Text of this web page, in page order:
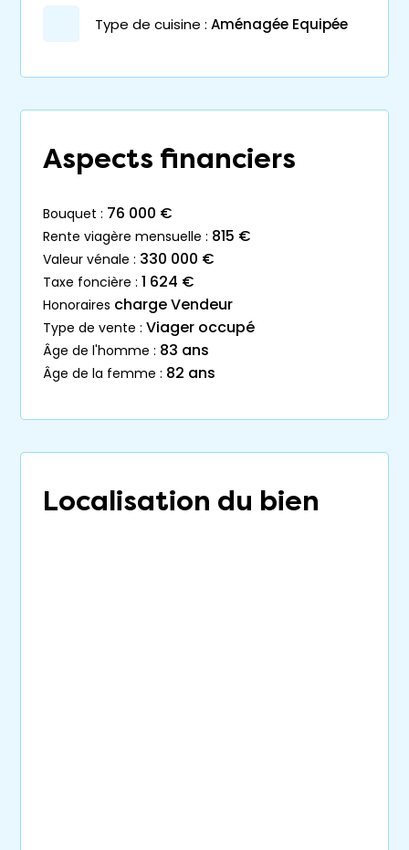
Type de cuisine : Aménagée Equipée
Aspects financiers
bouquet : 76 000 €
rente viagère mensuelle : 815 €
valeur vénale : 330 000 €
taxe foncière : 1 624 €
honoraires charge Vendeur
type de vente : Viager occupé
âge de l'homme : 83 ans
âge de la femme : 82 ans
Localisation du bien